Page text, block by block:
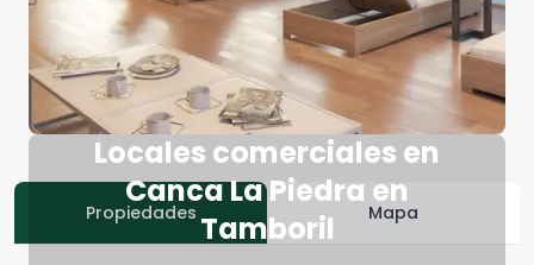
Locales comerciales en
Canca La Piedra en
Tamboril
Propiedades Mapa